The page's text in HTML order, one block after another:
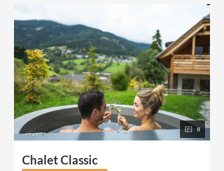
8
Chalet Classic